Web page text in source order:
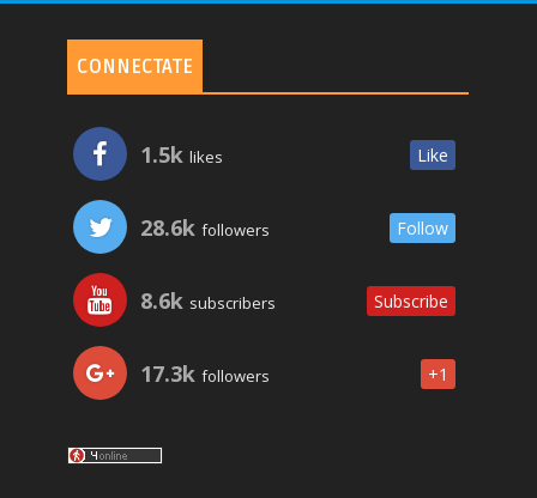
CONNECTATE
1.5k likes Like
28.6k followers Follow
8.6k subscribers Subscribe
17.3k followers +1